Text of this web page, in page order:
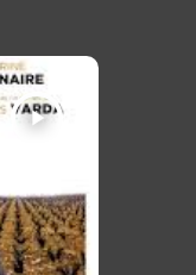
play_arrow